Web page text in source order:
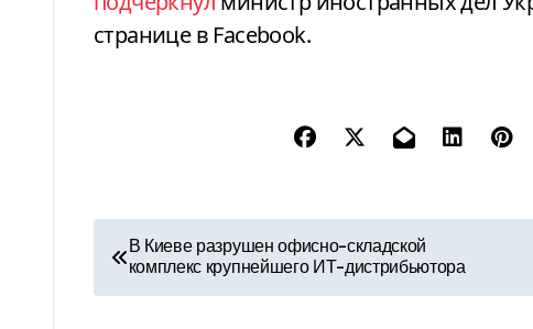
странице в Facebook.
Н
а
В Киеве разрушен офисно-складской
комплекс крупнейшего ИТ-дистрибьютора